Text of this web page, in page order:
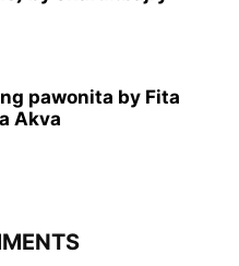
pawonita by Fita
Akva